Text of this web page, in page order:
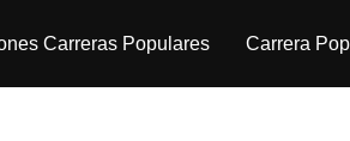
Carreras Populares Carrera